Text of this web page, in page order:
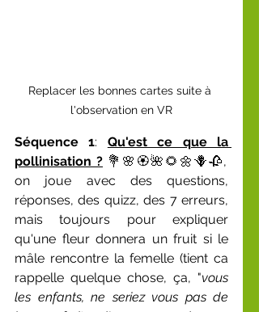
Replacer les bonnes cartes suite à
l'observation en VR
Séquence 1: Qu'est ce que la
pollinisation ? 💐🌸🏵️🌺🌻🌼🪻🥀,
on joue avec des questions,
réponses, des quizz, des 7 erreurs,
mais toujours pour expliquer
qu'une fleur donnera un fruit si le
mâle rencontre la femelle (tient ca
rappelle quelque chose, ça, "vous
les enfants, ne seriez vous pas de